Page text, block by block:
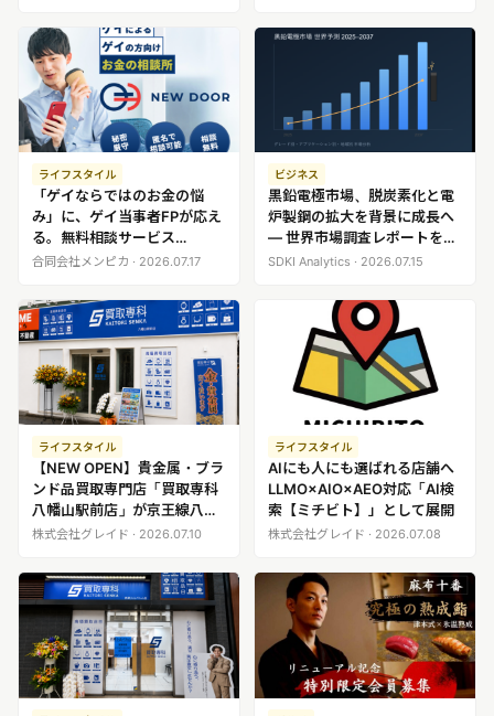
ライフスタイル
「ゲイならではのお金の悩
み」に、ゲイ当事者FPが応え
る。無料相談サービス
『NEWDOOR』提供開始
合同会社メンピカ · 2026.07.17
ビジネス
黒鉛電極市場、脱炭素化と電
炉製鋼の拡大を背景に成長へ
― 世界市場調査レポートを公
開
SDKI Analytics · 2026.07.15
ライフスタイル
【NEW OPEN】貴金属・ブラ
ンド品買取専門店「買取専科
八幡山駅前店」が京王線八幡
山駅徒歩30秒の場所にオープ
株式会社グレイド · 2026.07.10
ライフスタイル
AIにも人にも選ばれる店舗へ
LLMO×AIO×AEO対応「AI検
索【ミチビト】」として展開
株式会社グレイド · 2026.07.08